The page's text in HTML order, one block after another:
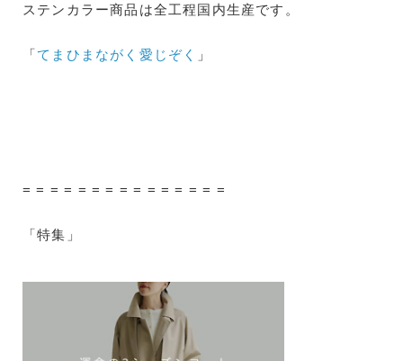
ステンカラー商品は全工程国内生産です。
「てまひまながく愛じぞく 」
= = = = = = = = = = = = = = =
「特集」